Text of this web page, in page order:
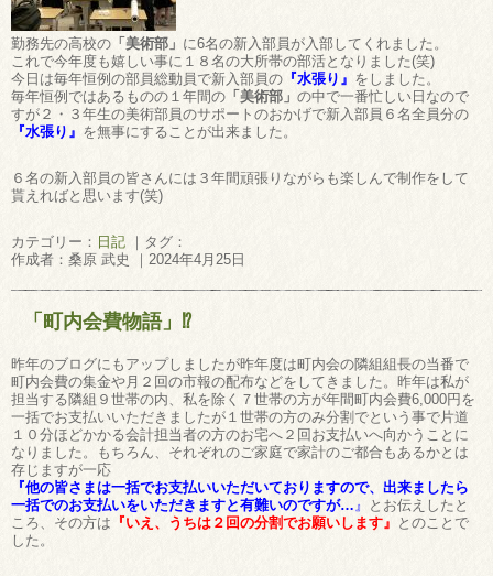
勤務先の高校の 「美術部」 に6名の新入部員が入部してくれました。
これで今年度も嬉しい事に１８名の大所帯の部活となりました(笑)
今日は毎年恒例の部員総動員で新入部員の 『水張り』 をしました。
毎年恒例ではあるものの１年間の 「美術部」 の中で一番忙しい日なので
すが２・３年生の美術部員のサポートのおかげで新入部員６名全員分の
『水張り』 を無事にすることが出来ました。
６名の新入部員の皆さんには３年間頑張りながらも楽しんで制作をして
貰えればと思います(笑)
カテゴリー： 日記 ｜タグ：
作成者：桑原 武史 ｜2024年4月25日
「町内会費物語」⁉
昨年のブログにもアップしましたが昨年度は町内会の隣組組長の当番で
町内会費の集金や月２回の市報の配布などをしてきました。昨年は私が
担当する隣組９世帯の内、私を除く７世帯の方が年間町内会費6,000円を
一括でお支払いいただきましたが１世帯の方のみ分割でという事で片道
１０分ほどかかる会計担当者の方のお宅へ２回お支払いへ向かうことに
なりました。もちろん、それぞれのご家庭で家計のご都合もあるかとは
存じますが一応
『他の皆さまは一括でお支払いいただいておりますので、出来ましたら
一括でのお支払いをいただきますと有難いのですが… 』
とお伝えしたと
ころ、その方は 『いえ、うちは２回の分割でお願いします』 とのことで
した。